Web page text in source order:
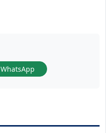
WhatsApp